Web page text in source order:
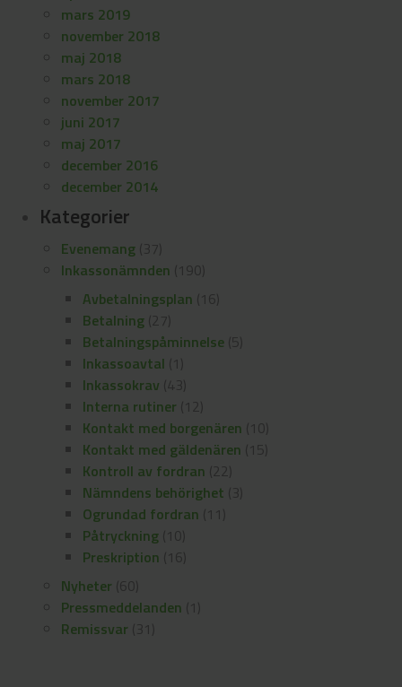
mars 2019
november 2018
maj 2018
mars 2018
november 2017
juni 2017
maj 2017
december 2016
december 2014
Kategorier
Evenemang (37)
Inkassonämnden (190)
Avbetalningsplan (16)
Betalning (27)
Betalningspåminnelse (5)
Inkassoavtal (1)
Inkassokrav (43)
Interna rutiner (12)
Kontakt med borgenären (10)
Kontakt med gäldenären (15)
Kontroll av fordran (22)
Nämndens behörighet (3)
Ogrundad fordran (11)
Påtryckning (10)
Preskription (16)
Nyheter (60)
Pressmeddelanden (1)
Remissvar (31)